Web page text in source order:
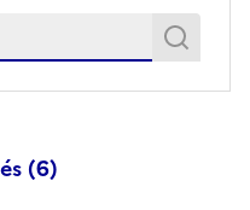
exacte
(6)